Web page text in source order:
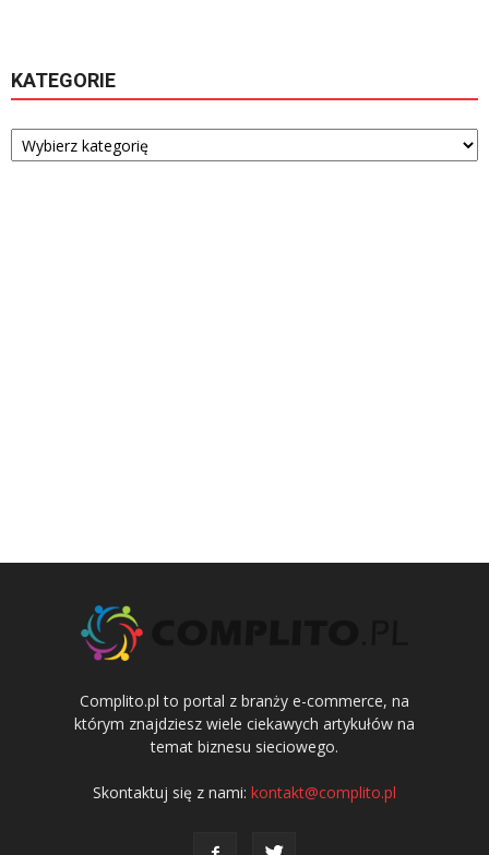
KATEGORIE
Kategorie
Complito.pl to portal z branży e-commerce, na
którym znajdziesz wiele ciekawych artykułów na
temat biznesu sieciowego.
Skontaktuj się z nami: kontakt@complito.pl